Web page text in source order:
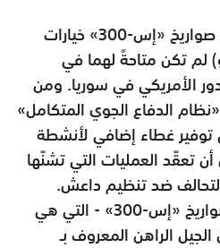
وفي الوقت نفسه، تعطي صواريخ «إس-300» خيارات
لم تكن متاحةً لهما في
الأمريكي في سوريا. ومن
الدفاع الجوي المتكامل»
توفير غطاء إضافي لأنشطة
تعقّد العمليات التي تشنّها
ضد تنظيم داعش.
وبالفعل، تشكل سلسلة صواريخ «إس-300» - التي هي
الراهن المعروف بـ